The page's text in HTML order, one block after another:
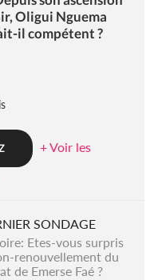
Oligui Nguema
il compétent ?
+ Voir les
SONDAGE
Etes-vous surpris
renouvellement du
de Emerse Faé ?